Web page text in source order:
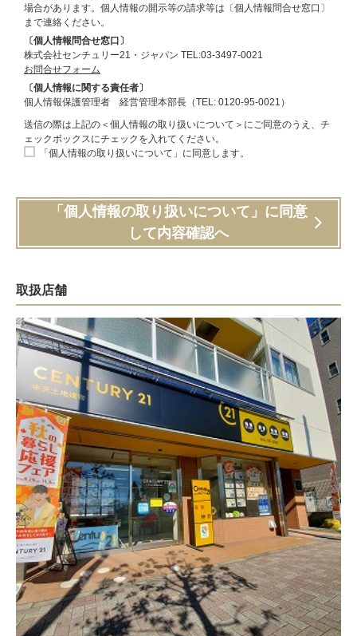
場合があります。個人情報の開示等の請求等は〔個人情報問合せ窓口〕
まで連絡ください。
〔個人情報問合せ窓口〕
株式会社センチュリー21・ジャパン TEL:03-3497-0021
お問合せフォーム
〔個人情報に関する責任者〕
個人情報保護管理者 経営管理本部長（TEL: 0120-95-0021）
送信の際は上記の＜個人情報の取り扱いについて＞にご同意のうえ、チ
ェックボックスにチェックを入れてください。
「個人情報の取り扱いについて」に同意します。
「個人情報の取り扱いについて」に同意
して内容確認へ
取扱店舗